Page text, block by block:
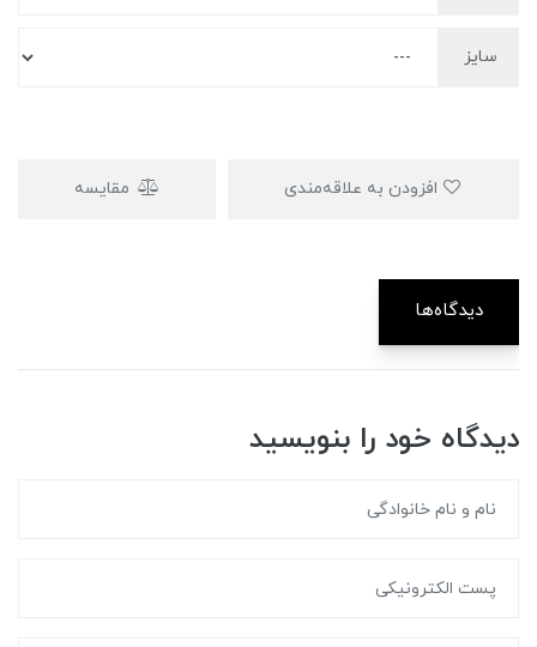
سایز
مقایسه
دیدگاه‌ها
دیدگاه خود را بنویسید